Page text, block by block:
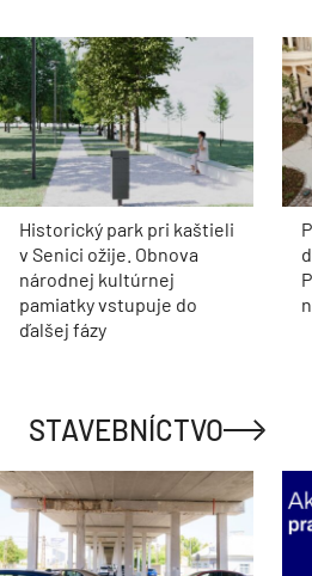
Historický park pri kaštieli
v Senici ožije. Obnova
národnej kultúrnej
pamiatky vstupuje do
ďalšej fázy
STAVEBNÍCTVO